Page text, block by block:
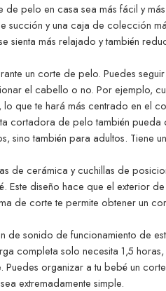
pelo en casa sea más fácil y
y una caja de colección
más relajado y también
un corte de pelo. Puedes
el cabello o no. Por ejemplo,
te hará más centrado en el
cortadora de pelo también
también para adultos. Tiene
de cerámica y cuchillas de
Este diseño hace que el exterior
de corte te permite obtener un
de sonido de funcionamiento de
completa solo necesita 1,5
organizar a tu bebé un
extremadamente simple.